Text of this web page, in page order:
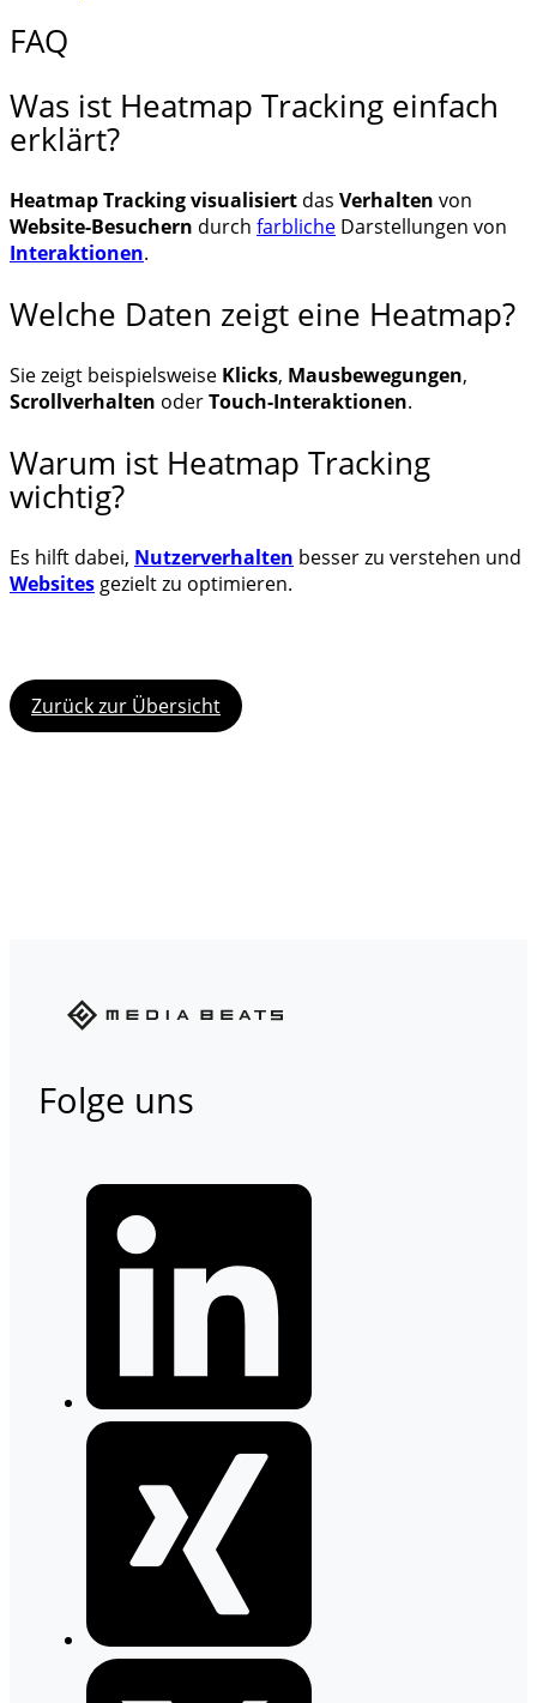
FAQ
Was ist Heatmap Tracking einfach
erklärt?
Heatmap Trackingvisualisiert das Verhalten von
Website-Besuchern durch farbliche Darstellungen von
Interaktionen.
Welche Daten zeigt eine Heatmap?
Sie zeigt beispielsweise Klicks, Mausbewegungen,
Scrollverhalten oderTouch-Interaktionen.
Warum ist Heatmap Tracking
wichtig?
Es hilft dabei, Nutzerverhalten besser zu verstehen und
Websites gezielt zu optimieren.
Zurück zur Übersicht
Folge uns